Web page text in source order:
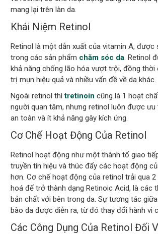
mang lại trên làn da.
Khái Niệm Retinol
Retinol là một dẫn xuất của vitamin A, được
trong các sản phẩm chăm sóc da. Retinol
khả năng chống lão hóa vượt trội, đồng thời
trị mụn hiệu quả và nhiều vấn đề về da khác.
Ngoài retinol thìtretinoin cũng là 1 hoạt
người quan tâm, nhưng retinol luôn được ưu
an toàn và ít khả năng gây kích ứng.
Cơ Chế Hoạt Động Của Retinol
Retinol hoạt động như một thành tố giao
truyền tín hiệu và thúc đẩy các hoạt động
hơn. Cơ chế hoạt động của retinol trải qua
hoá để trở thành dạng Retinoic Acid, là các
bản chất với bên trong da. Sự tương tác
bào da được diễn ra, từ đó thay đổi hành vi
Các Công Dụng Của Retinol Đối